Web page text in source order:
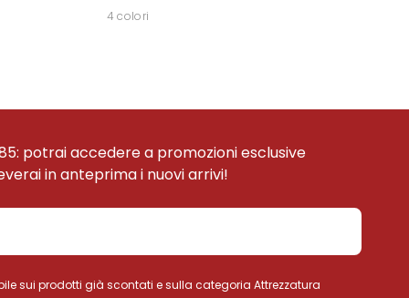
4 colori
potrai accedere a promozioni esclusive
in anteprima i nuovi arrivi!
sui prodotti già scontati e sulla categoria Attrezzatura